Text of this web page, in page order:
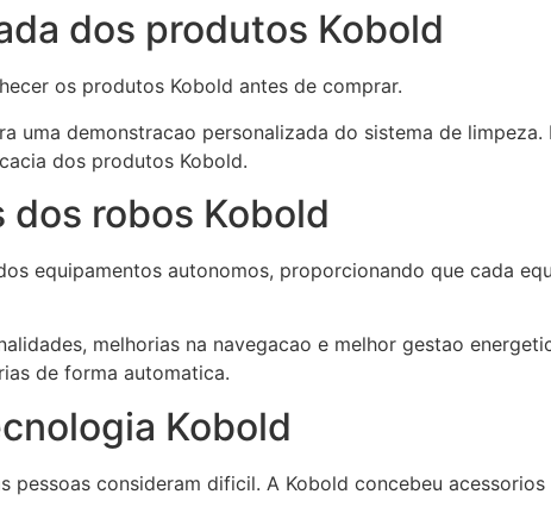
dos produtos Kobold
os produtos Kobold antes de comprar.
uma demonstracao personalizada do sistema de
dos produtos Kobold.
robos Kobold
equipamentos autonomos, proporcionando que cada
melhorias na navegacao e melhor gestao
de forma automatica.
Kobold
pessoas consideram dificil. A Kobold concebeu